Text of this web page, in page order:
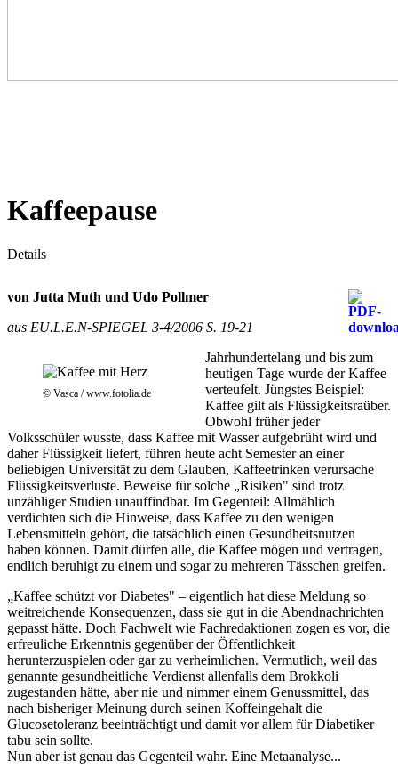
Kaffeepause
Details
von Jutta Muth und Udo Pollmer
aus EU.L.E.N-SPIEGEL 3-4/2006 S. 19-21
© Vasca / www.fotolia.de
Jahrhundertelang und bis zum
heutigen Tage wurde der Kaffee
verteufelt. Jüngstes Beispiel:
Kaffee gilt als Flüssigkeitsraüber.
Obwohl früher jeder
Volksschüler wusste, dass Kaffee mit Wasser aufgebrüht wird und
daher Flüssigkeit liefert, führen heute acht Semester an einer
beliebigen Universität zu dem Glauben, Kaffeetrinken verursache
Flüssigkeitsverluste. Beweise für solche „Risiken" sind trotz
unzähliger Studien unauffindbar. Im Gegenteil: Allmählich
verdichten sich die Hinweise, dass Kaffee zu den wenigen
Lebensmitteln gehört, die tatsächlich einen Gesundheitsnutzen
haben können. Damit dürfen alle, die Kaffee mögen und vertragen,
endlich beruhigt zu einem und sogar zu mehreren Tässchen greifen.
„Kaffee schützt vor Diabetes" – eigentlich hat diese Meldung so
weitreichende Konsequenzen, dass sie gut in die Abendnachrichten
gepasst hätte. Doch Fachwelt wie Fachredaktionen zogen es vor, die
erfreuliche Erkenntnis gegenüber der Öffentlichkeit
herunterzuspielen oder gar zu verheimlichen. Vermutlich, weil das
genannte gesundheitliche Verdienst allenfalls dem Brokkoli
zugestanden hätte, aber nie und nimmer einem Genussmittel, das
nach bisheriger Meinung durch seinen Koffeingehalt die
Glucosetoleranz beeinträchtigt und damit vor allem für Diabetiker
tabu sein sollte.
Nun aber ist genau das Gegenteil wahr. Eine Metaanalyse...